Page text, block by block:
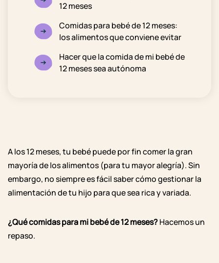
12 meses
Comidas para bebé de 12 meses:
los alimentos que conviene evitar
Hacer que la comida de mi bebé de
12 meses sea autónoma
A los 12 meses,tu bebé puedepor fin comer la gran
mayoría de los alimentos (para tu mayor alegría). Sin
embargo, no siempre es fácil saber cómogestionar la
alimentación detu hijo para que sea rica y variada.
¿Qué comidas para mi bebé de 12 meses?Hacemos un
repaso.